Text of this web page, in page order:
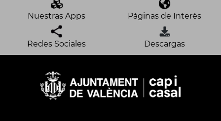
Nuestras Apps Páginas de Interés
Redes Sociales Descargas